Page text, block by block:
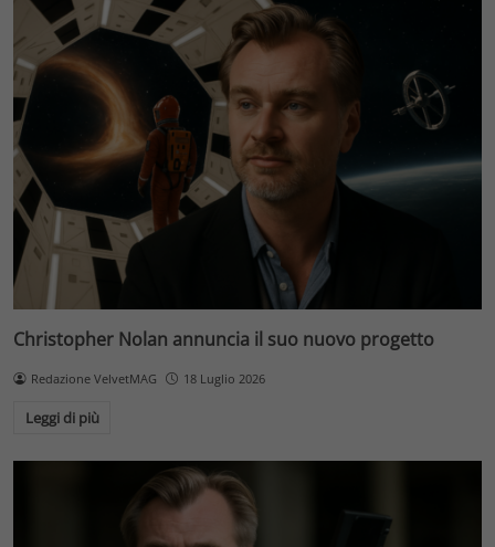
Christopher Nolan annuncia il suo nuovo progetto
Redazione VelvetMAG 18 Luglio 2026
Leggi di più